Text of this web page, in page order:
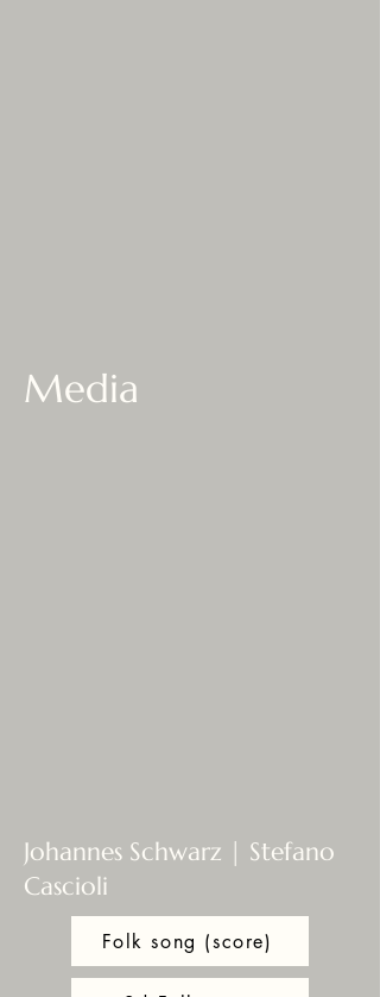
Media
Johannes Schwarz | Stefano
Cascioli
Folk song (score)